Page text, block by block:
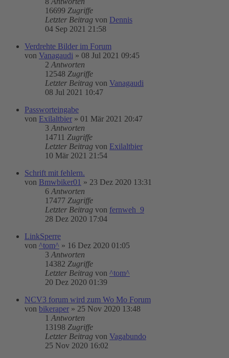
16699 Zugriffe
Letzter Beitrag von Dennis
04 Sep 2021 21:58
Verdrehte Bilder im Forum
von Vanagaudi » 08 Jul 2021 09:45
2 Antworten
12548 Zugriffe
Letzter Beitrag von Vanagaudi
08 Jul 2021 10:47
Passworteingabe
von Exilaltbier » 01 Mär 2021 20:47
3 Antworten
14711 Zugriffe
Letzter Beitrag von Exilaltbier
10 Mär 2021 21:54
Schrift mit fehlern.
von Bmwbiker01 » 23 Dez 2020 13:31
6 Antworten
17477 Zugriffe
Letzter Beitrag von fernweh_9
28 Dez 2020 17:04
LinkSperre
von ^tom^ » 16 Dez 2020 01:05
3 Antworten
14382 Zugriffe
Letzter Beitrag von ^tom^
20 Dez 2020 01:39
NCV3 forum wird zum Wo Mo Forum
von bikeraper » 25 Nov 2020 13:48
1 Antworten
13198 Zugriffe
Letzter Beitrag von Vagabundo
25 Nov 2020 16:02